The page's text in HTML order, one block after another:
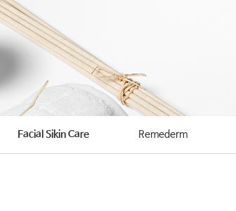
Facial Sikin Care Remederm